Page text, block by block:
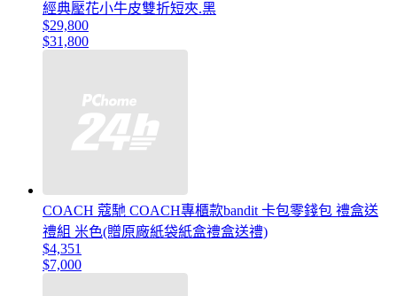
經典壓花小牛皮雙折短夾.黑
$29,800
$31,800
COACH 蔻馳 COACH專櫃款bandit 卡包零錢包 禮盒送
禮組 米色(贈原廠紙袋紙盒禮盒送禮)
$4,351
$7,000